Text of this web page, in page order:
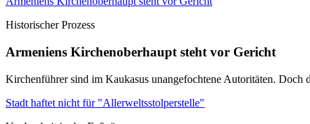
Historischer Prozess
Armeniens Kirchenoberhaupt steht vor Gericht
Kirchenführer sind im Kaukasus unangefochtene Autoritäten. Doch
Stadt haftet nicht für "Allerweltsstolperstelle"